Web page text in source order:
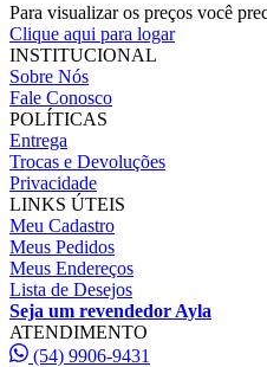
Para visualizar os preços você
Clique aqui para logar
INSTITUCIONAL
Sobre Nós
Fale Conosco
POLÍTICAS
Entrega
Trocas e Devoluções
Privacidade
LINKS ÚTEIS
Meu Cadastro
Meus Pedidos
Meus Endereços
Lista de Desejos
Seja um revendedor Ayla
ATENDIMENTO
(54) 9906-9431